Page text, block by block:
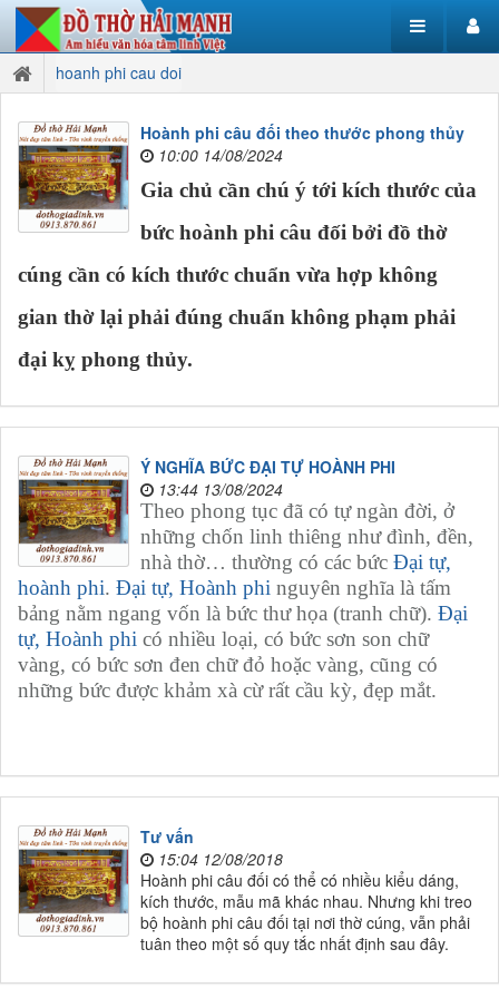
hoanh phi cau doi
Hoành phi câu đối theo thước phong thủy
10:00 14/08/2024
Gia chủ cần chú ý tới kích thước của
bức hoành phi câu đối bởi đồ thờ
cúng cần có kích thước chuẩn vừa hợp không
gian thờ lại phải đúng chuẩn không phạm phải
đại kỵ phong thủy.
Ý NGHĨA BỨC ĐẠI TỰ HOÀNH PHI
13:44 13/08/2024
Theo phong tục đã có tự ngàn đời, ở
những chốn linh thiêng như đình, đền,
nhà thờ… thường có các bức Đại tự,
hoành phi. Đại tự, Hoành phi nguyên nghĩa là tấm
bảng nằm ngang vốn là bức thư họa (tranh chữ). Đại
tự, Hoành phi có nhiều loại, có bức sơn son chữ
vàng, có bức sơn đen chữ đỏ hoặc vàng, cũng có
những bức được khảm xà cừ rất cầu kỳ, đẹp mắt.
Tư vấn
15:04 12/08/2018
Hoành phi câu đối có thể có nhiều kiểu dáng,
kích thước, mẫu mã khác nhau. Nhưng khi treo
bộ hoành phi câu đối tại nơi thờ cúng, vẫn phải
tuân theo một số quy tắc nhất định sau đây.